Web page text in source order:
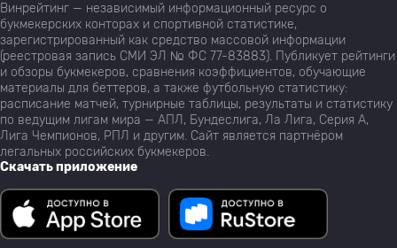
Винрейтинг — независимый информационный ресурс о
букмекерских конторах и спортивной статистике,
зарегистрированный как средство массовой информации
(реестровая запись СМИ ЭЛ № ФС 77-83883). Публикует рейтинги
и обзоры букмекеров, сравнения коэффициентов, обучающие
материалы для беттеров, а также футбольную статистику:
расписание матчей, турнирные таблицы, результаты и статистику
по ведущим лигам мира — АПЛ, Бундеслига, Ла Лига, Серия А,
Лига Чемпионов, РПЛ и другим. Сайт является партнёром
легальных российских букмекеров.
Скачать приложение